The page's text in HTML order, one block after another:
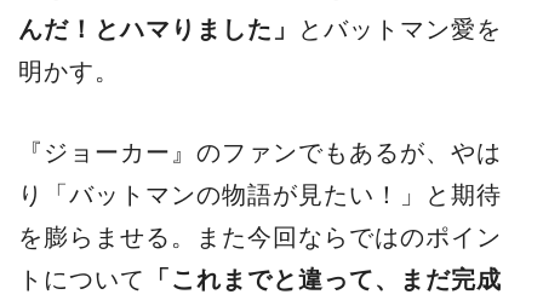
んだ！とハマりました」
とバットマン愛を
明かす。
『ジョーカー』のファンでもあるが、やは
り「バットマンの物語が見たい！」と期待
を膨らませる。また今回ならではのポイン
トについて
「これまでと違って、まだ完成